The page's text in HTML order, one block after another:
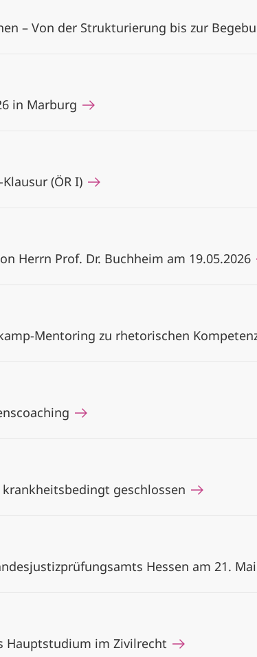
– Von der Strukturierung bis zur
in Marburg
(ÖR I)
Herrn Prof. Dr. Buchheim am 19.05.2026
Mentoring zu rhetorischen
geschlossen
Hessen am 21.
Hauptstudium im Zivilrecht